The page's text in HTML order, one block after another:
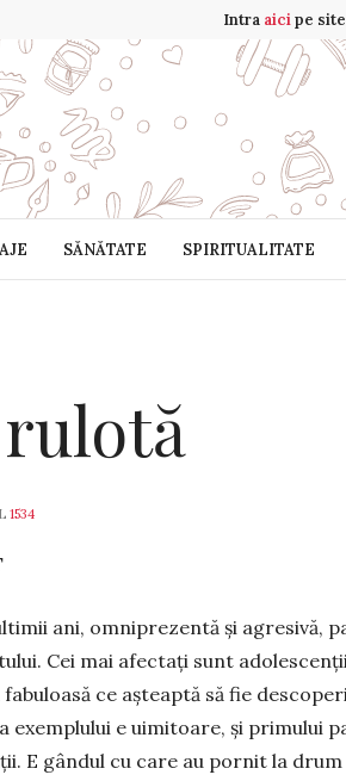
Intra aicipe
SĂNĂTATE SPIRITUALITATE
1534
ani, om­ni­prezentă și agresivă,
Cei mai afectați sunt
ce așteaptă să fie
exemplului e uimitoare, și primului
E gândul cu care au pornit la